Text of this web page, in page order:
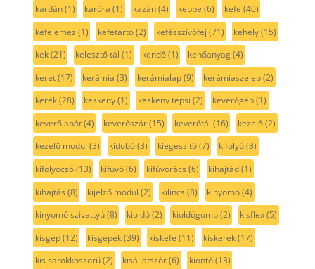
kardán(1) karóra (1) kazán(4) kebbe (6) kefe (40)
kefelemez (1) kefetartó(2) kefésszívófej (71) kehely(15)
kek(21) kelesztő tál (1) kendő(1) kenőanyag(4)
keret(17) kerámia (3) kerámialap(9) kerámiaszelep(2)
kerék(28) keskeny(1) keskeny tepsi (2) keverőgép(1)
keverőlapát(4) keverőszár(15) keverőtál (16) kezelő(2)
kezelő modul (3) kidobó(3) kiegészítő(7) kifolyó(8)
kifolyócső(13) kifúvó(6) kifúvórács (6) kihajtád(1)
kihajtás (8) kijelző modul (2) kilincs (8) kinyomó(4)
kinyomó szivattyú(8) kioldó(2) kioldógomb(2) kisflex(5)
kisgép(12) kisgépek(39) kiskefe (11) kiskerék(17)
kis sarokköszörű(2) kisállatszőr(6) kiöntő(13)